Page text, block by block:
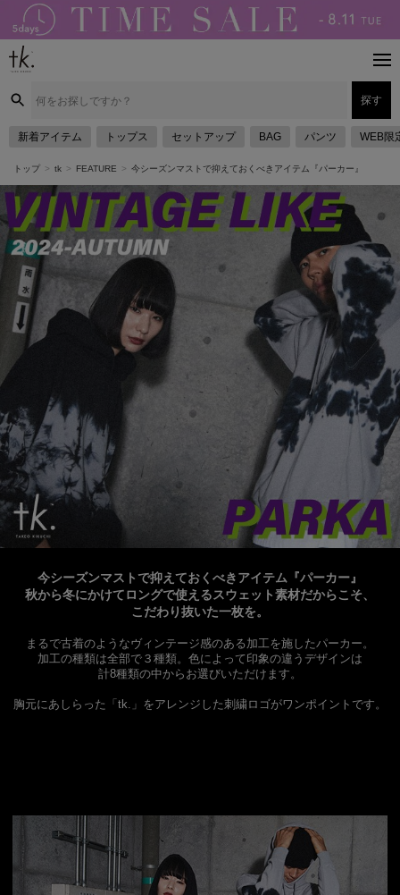
探す
新着アイテム トップス セットアップ BAG パンツ WEB限
トップ tk FEATURE 今シーズンマストで抑えておくべきアイテム『パーカー』
今シーズンマストで抑えておくべきアイテム『パーカー』
秋から冬にかけてロングで使えるスウェット素材だからこそ、
こだわり抜いた一枚を。
まるで古着のようなヴィンテージ感のある加工を施したパーカー。
加工の種類は全部で３種類。色によって印象の違うデザインは
計8種類の中からお選びいただけます。
胸元にあしらった「tk.」をアレンジした刺繍ロゴがワンポイントです。